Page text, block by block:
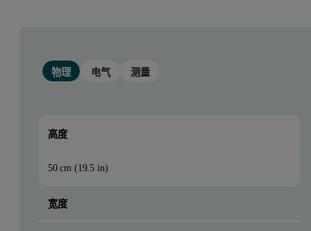
物理 电气 测量
高度
50 cm (19.5 in)
宽度